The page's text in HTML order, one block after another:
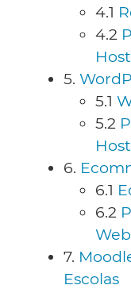
4.1
4.2
5.
5.1
5.2
6.
6.1
6.2
7.
Escolas